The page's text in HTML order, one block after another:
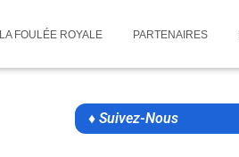
LA FOULÉE ROYALE PARTENAIRES
♦ Suivez-Nous